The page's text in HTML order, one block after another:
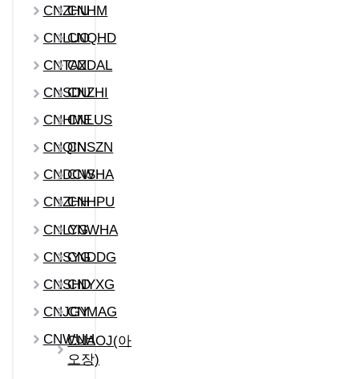
CNZHU
CNHM
CNLUOCNQHD
CNTAZCNDAL
CNSDU
CNZHI
CNHME
CNLUS
CNQINCNSZN
CNDCW
CNSHA
CNZHHCNHPU
CNLYGCNWHA
CNSYGCNDDG
CNSHDCNYXG
CNJGYCNMAG
CNWUHCNAOJ(아
오장)